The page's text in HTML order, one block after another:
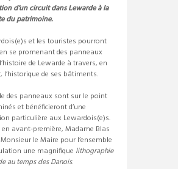
d’un circuit dans Lewarde à la
du patrimoine.
et les touristes pourront
se promenant des panneaux
de Lewarde à travers, en
l’historique de ses bâtiments.
des panneaux sont sur le point
et bénéficieront d’une
particulière aux Lewardois(e)s.
avant-première, Madame Blas
le Maire pour l’ensemble
une magnifique lithographie
au temps des Danois.